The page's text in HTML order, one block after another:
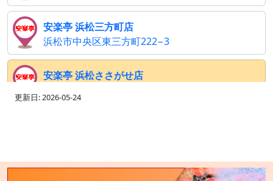
安楽亭 浜松三方町店
浜松市中央区東三方町222−3
安楽亭 浜松ささがせ店
更新日: 2026-05-24